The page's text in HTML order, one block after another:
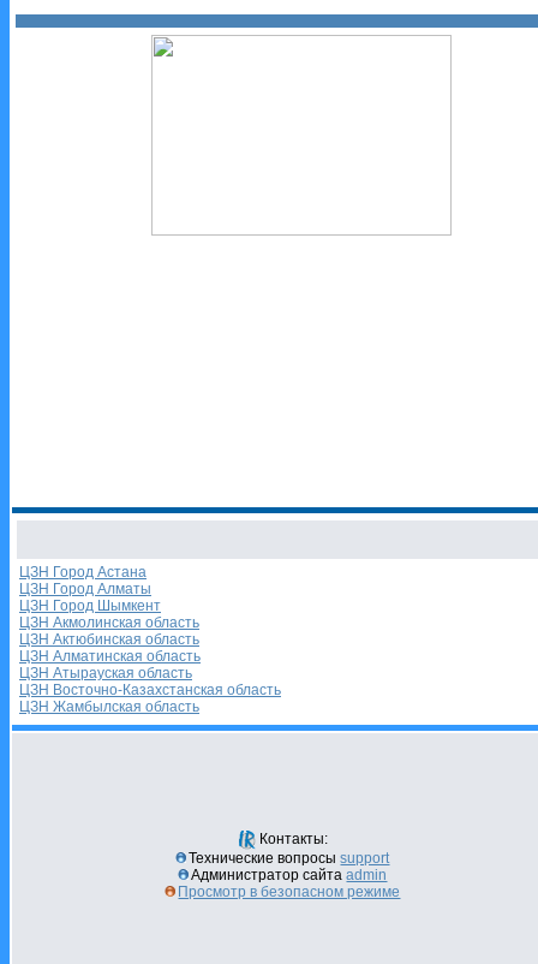
ЦЗН Город Астана
ЦЗН Город Алматы
ЦЗН Город Шымкент
ЦЗН Акмолинская область
ЦЗН Актюбинская область
ЦЗН Алматинская область
ЦЗН Атырауская область
ЦЗН Восточно-Казахстанская область
ЦЗН Жамбылская область
Контакты:
Технические вопросыsupport
Администратор сайтаadmin
Просмотр в безопасном режиме